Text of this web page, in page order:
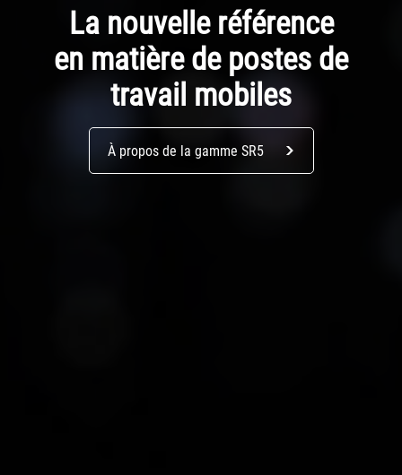
La nouvelle référence
en matière de postes de
travail mobiles
À propos de la gamme SR5